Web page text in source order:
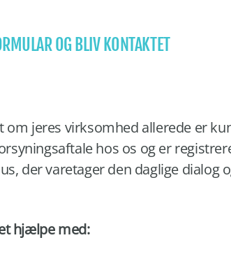
OG BLIV KONTAKTET
jeres virksomhed allerede er
hos os og er
der varetager den daglige dialog
hjælpe med: